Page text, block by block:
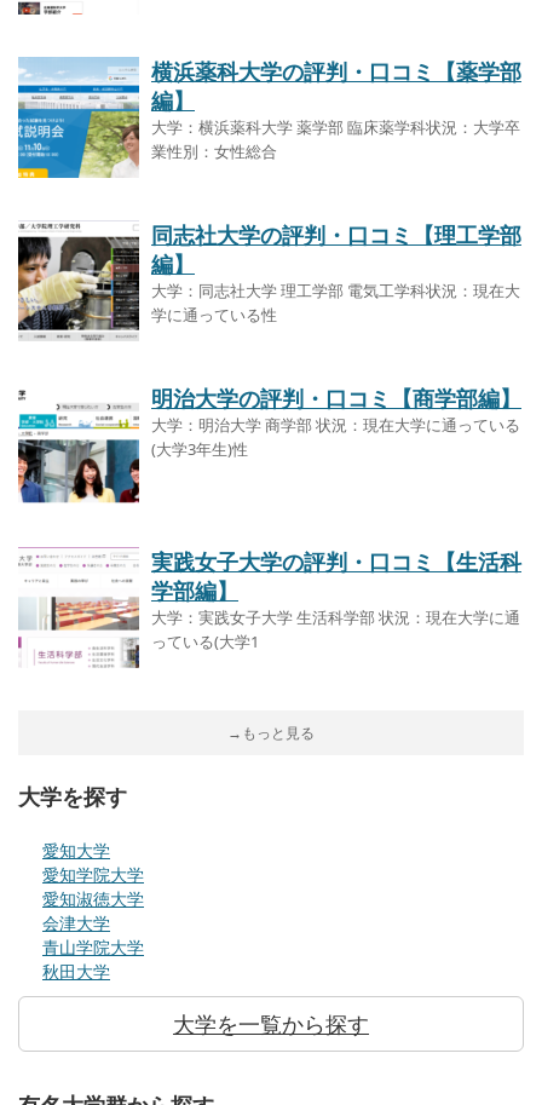
横浜薬科大学の評判・口コミ【薬学部
編】
大学：横浜薬科大学 薬学部 臨床薬学科状況：大学卒
業性別：女性総合
同志社大学の評判・口コミ【理工学部
編】
大学：同志社大学 理工学部 電気工学科状況：現在大
学に通っている性
明治大学の評判・口コミ【商学部編】
大学：明治大学 商学部 状況：現在大学に通っている
(大学3年生)性
実践女子大学の評判・口コミ【生活科
学部編】
大学：実践女子大学 生活科学部 状況：現在大学に通
っている(大学1
→もっと見る
大学を探す
愛知大学
愛知学院大学
愛知淑徳大学
会津大学
青山学院大学
秋田大学
大学を一覧から探す